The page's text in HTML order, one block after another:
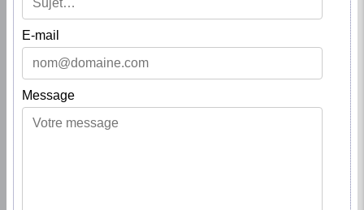
E-mail
Message